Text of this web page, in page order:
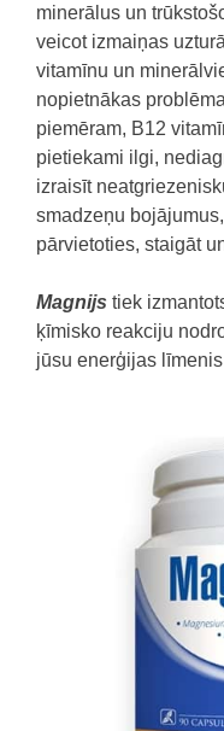
minerālus un
veicot izmaiņas
vitamīnu un
nopietnākas
piemēram, B12
pietiekami ilgi,
izraisīt
smadzeņu
pārvietoties, staigāt
Magnijs tiek
ķīmisko reakciju
jūsu enerģijas